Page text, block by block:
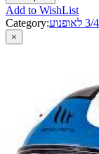
Add to WishList
Category:
×